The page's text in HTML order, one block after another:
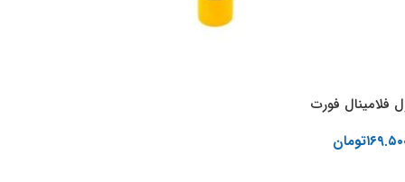
فلامینال فورت
تومان